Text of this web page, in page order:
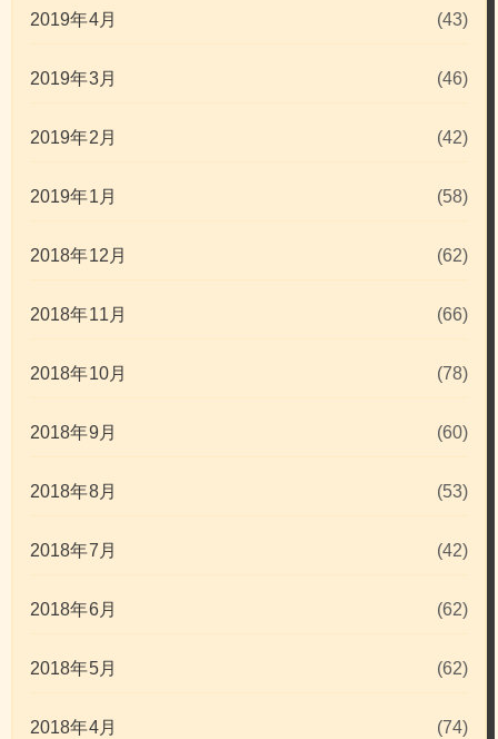
2019年4月 (43)
2019年3月 (46)
2019年2月 (42)
2019年1月 (58)
2018年12月 (62)
2018年11月 (66)
2018年10月 (78)
2018年9月 (60)
2018年8月 (53)
2018年7月 (42)
2018年6月 (62)
2018年5月 (62)
2018年4月 (74)